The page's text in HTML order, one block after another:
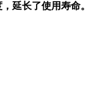
延长了使用寿命。